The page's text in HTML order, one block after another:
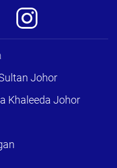
Johor
Khaleeda Johor